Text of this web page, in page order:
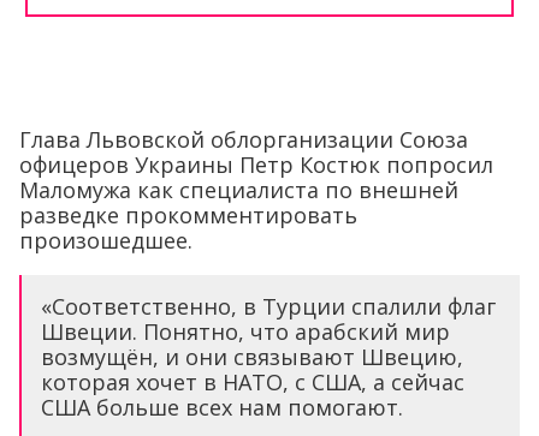
Глава Львовской облорганизации Союза
офицеров Украины Петр Костюк попросил
Маломужа как специалиста по внешней
разведке прокомментировать
произошедшее.
«Соответственно, в Турции спалили флаг
Швеции. Понятно, что арабский мир
возмущён, и они связывают Швецию,
которая хочет в НАТО, с США, а сейчас
США больше всех нам помогают.